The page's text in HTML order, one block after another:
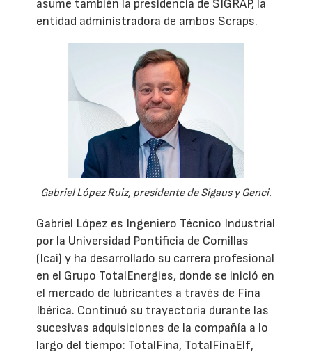
asume también la presidencia de SIGRAP, la
entidad administradora de ambos Scraps.
Gabriel López Ruiz, presidente de Sigaus y Genci.
Gabriel López es Ingeniero Técnico Industrial
por la Universidad Pontificia de Comillas
(Icai) y ha desarrollado su carrera profesional
en el Grupo TotalEnergies, donde se inició en
el mercado de lubricantes a través de Fina
Ibérica. Continuó su trayectoria durante las
sucesivas adquisiciones de la compañía a lo
largo del tiempo: TotalFina, TotalFinaElf,